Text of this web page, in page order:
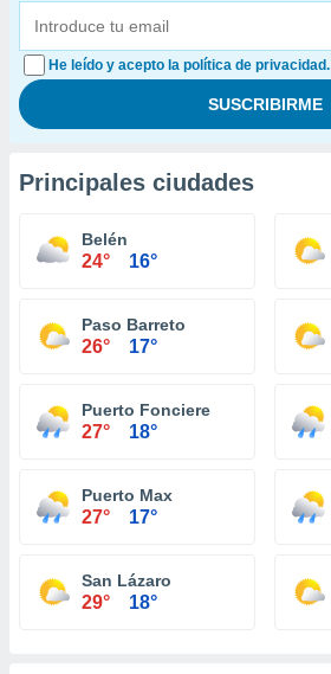
He leído y acepto la política de privacidad.
Principales ciudades
Belén
24° 16°
Paso Barreto
26° 17°
Puerto Fonciere
27° 18°
Puerto Max
27° 17°
San Lázaro
29° 18°